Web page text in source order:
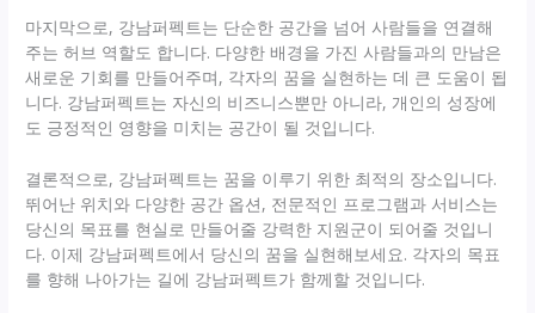
마지막으로, 강남퍼펙트는 단순한 공간을 넘어 사람들을 연결해
주는 허브 역할도 합니다. 다양한 배경을 가진 사람들과의 만남은
새로운 기회를 만들어주며, 각자의 꿈을 실현하는 데 큰 도움이 됩
니다. 강남퍼펙트는 자신의 비즈니스뿐만 아니라, 개인의 성장에
도 긍정적인 영향을 미치는 공간이 될 것입니다.
결론적으로, 강남퍼펙트는 꿈을 이루기 위한 최적의 장소입니다.
뛰어난 위치와 다양한 공간 옵션, 전문적인 프로그램과 서비스는
당신의 목표를 현실로 만들어줄 강력한 지원군이 되어줄 것입니
다. 이제 강남퍼펙트에서 당신의 꿈을 실현해보세요. 각자의 목표
를 향해 나아가는 길에 강남퍼펙트가 함께할 것입니다.